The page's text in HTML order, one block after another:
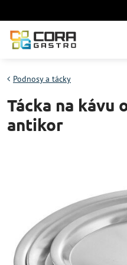
Podnosy a tácky
Tácka na kávu
antikor